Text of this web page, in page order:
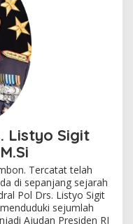
Listyo Sigit
Tercatat telah
di sepanjang sejarah
Pol Drs. Listyo Sigit
sejumlah
Ajudan Presiden RI